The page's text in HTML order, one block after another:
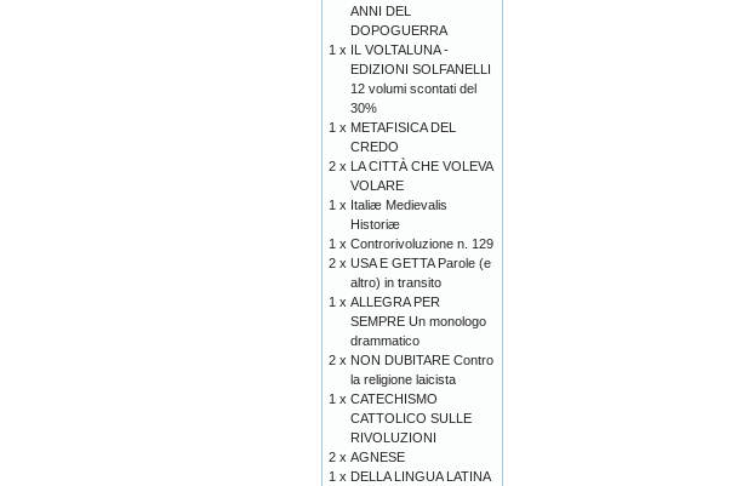
ANNI DEL
DOPOGUERRA
1 x IL VOLTALUNA -
EDIZIONI SOLFANELLI
12 volumi scontati del
30%
1 x METAFISICA DEL
CREDO
2 x LA CITTÀ CHE VOLEVA
VOLARE
1 x Italiæ Medievalis
Historiæ
1 x Controrivoluzione n. 129
2 x USA E GETTA Parole (e
altro) in transito
1 x ALLEGRA PER
SEMPRE Un monologo
drammatico
2 x NON DUBITARE Contro
la religione laicista
1 x CATECHISMO
CATTOLICO SULLE
RIVOLUZIONI
2 x AGNESE
1 x DELLA LINGUA LATINA